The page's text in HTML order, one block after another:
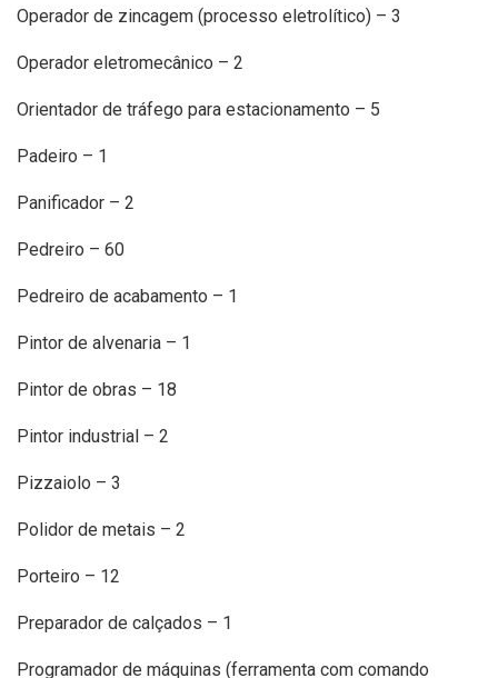
Operador de zincagem (processo eletrolítico) – 3
Operador eletromecânico – 2
Orientador de tráfego para estacionamento – 5
Padeiro – 1
Panificador – 2
Pedreiro – 60
Pedreiro de acabamento – 1
Pintor de alvenaria – 1
Pintor de obras – 18
Pintor industrial – 2
Pizzaiolo – 3
Polidor de metais – 2
Porteiro – 12
Preparador de calçados – 1
Programador de máquinas (ferramenta com comando